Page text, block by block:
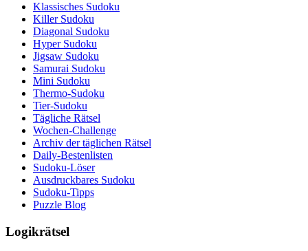
Klassisches Sudoku
Killer Sudoku
Diagonal Sudoku
Hyper Sudoku
Jigsaw Sudoku
Samurai Sudoku
Mini Sudoku
Thermo-Sudoku
Tier-Sudoku
Tägliche Rätsel
Wochen-Challenge
Archiv der täglichen Rätsel
Daily-Bestenlisten
Sudoku-Löser
Ausdruckbares Sudoku
Sudoku-Tipps
Puzzle Blog
Logikrätsel